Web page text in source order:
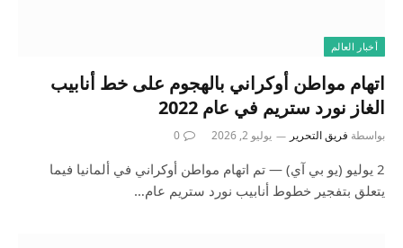
أخبار العالم
اتهام مواطن أوكراني بالهجوم على خط أنابيب
الغاز نورد ستريم في عام 2022
بواسطة فريق التحرير يوليو 2, 2026 0
2 يوليو (يو بي آي) — تم اتهام مواطن أوكراني في ألمانيا فيما
يتعلق بتفجير خطوط أنابيب نورد ستريم عام…